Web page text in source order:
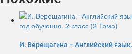
Treatment